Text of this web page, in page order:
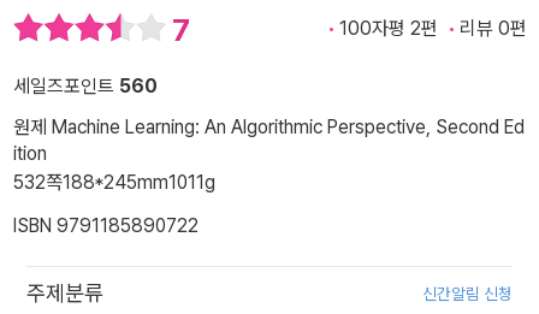
7 100자평 2편 리뷰 0편
세일즈포인트 560
원제 Machine Learning: An Algorithmic Perspective, Second Ed
ition
532쪽188*245mm1011g
ISBN 9791185890722
주제분류 신간알림 신청